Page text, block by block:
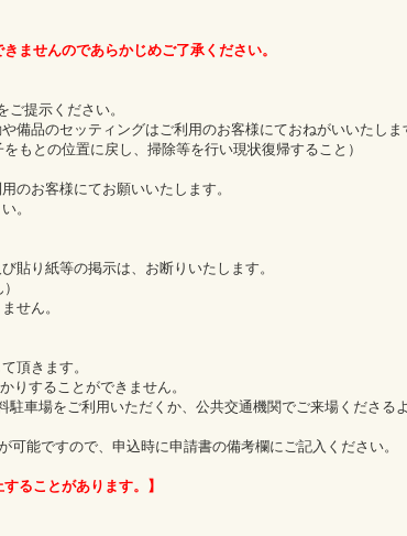
ませんのであらかじめご了承ください。
提示ください。
備品のセッティングはご利用のお客様にておねがいいたしま
もとの位置に戻し、掃除等を行い現状復帰すること）
のお客様にてお願いいたします。
。
貼り紙等の掲示は、お断りいたします。
せん。
頂きます。
りすることができません。
車場をご利用いただくか、公共交通機関でご来場くださる
能ですので、申込時に申請書の備考欄にご記入ください。
ることがあります。】